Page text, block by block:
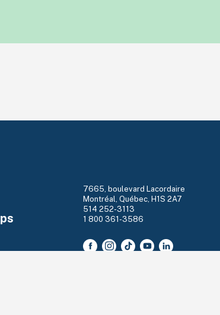
7665, boulevard Lacordaire
Montréal, Québec, H1S 2A7
514 252-3113
1 800 361-3586